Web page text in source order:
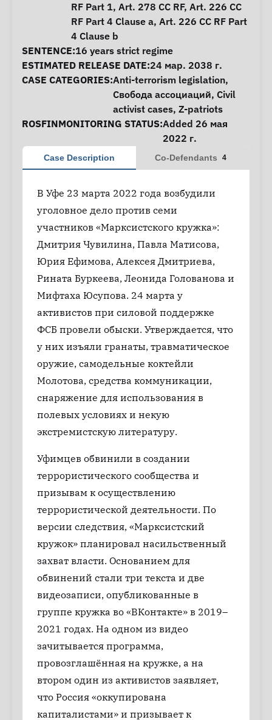
RF Part 1, Art. 278 CC RF, Art. 226 CC
RF Part 4 Clause a, Art. 226 CC RF Part
4 Clause b
SENTENCE:16 years strict regime
ESTIMATED RELEASE DATE:24 мар. 2038 г.
CASE CATEGORIES:Anti-terrorism legislation,
Свобода ассоциаций, Civil
activist cases, Z-patriots
ROSFINMONITORING STATUS:Added 26 мая
2022 г.
Case Description Co-Defendants 4
В Уфе 23 марта 2022 года возбудили
уголовное дело против семи
участников «Марксистского кружка»:
Дмитрия Чувилина, Павла Матисова,
Юрия Ефимова, Алексея Дмитриева,
Рината Буркеева, Леонида Голованова и
Мифтаха Юсупова. 24 марта у
активистов при силовой поддержке
ФСБ провели обыски. Утверждается, что
у них изъяли гранаты, травматическое
оружие, самодельные коктейли
Молотова, средства коммуникации,
снаряжение для использования в
полевых условиях и некую
экстремистскую литературу.
Уфимцев обвинили в создании
террористического сообщества и
призывам к осуществлению
террористической деятельности. По
версии следствия, «Марксистский
кружок» планировал насильственный
захват власти. Основанием для
обвинений стали три текста и две
видеозаписи, опубликованные в
группе кружка во «ВКонтакте» в 2019–
2021 годах. На одном из видео
зачитывается программа,
провозглашённая на кружке, а на
втором один из активистов заявляет,
что Россия «оккупирована
капиталистами» и призывает к